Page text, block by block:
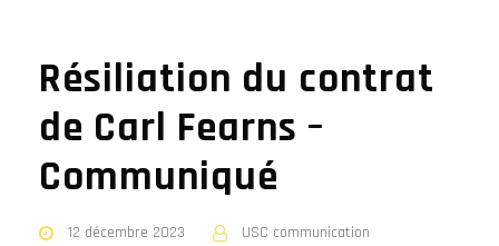
Résiliation du contrat
de Carl Fearns –
Communiqué
12 décembre 2023
USC communication